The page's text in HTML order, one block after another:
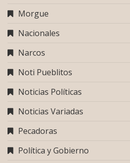
Morgue
Nacionales
Narcos
Noti Pueblitos
Noticias Políticas
Noticias Variadas
Pecadoras
Política y Gobierno